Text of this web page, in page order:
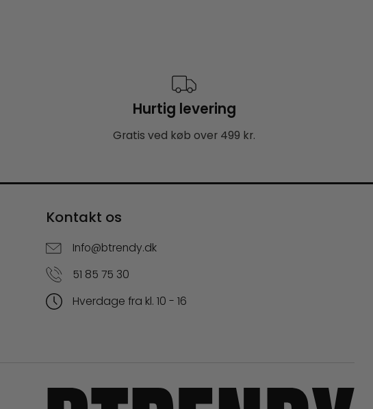
Hurtig levering
Gratis ved køb over 499 kr.
Kontakt os
Info@btrendy.dk
51 85 75 30
Hverdage fra kl. 10 - 16